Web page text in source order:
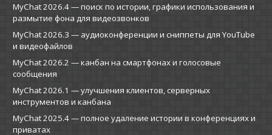
MyChat 2026.4 — поиск по истории, графики использования и
размытие фона для видеозвонков
MyChat 2026.3 — аудиоконференции и сниппеты для YouTube
и видеофайлов
MyChat 2026.2 — канбан на смартфонах и голосовые
сообщения
MyChat 2026.1 — улучшения клиентов, серверных
инструментов и канбана
MyChat 2025.4 — полное удаление истории в конференциях и
приватах